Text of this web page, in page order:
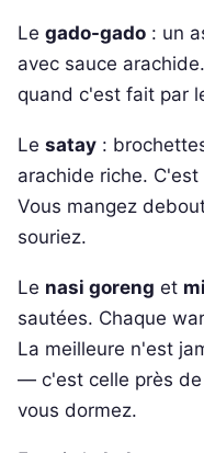
Le gado-gado : un
avec sauce
quand c'est fait par
Le satay :
arachide riche.
Vous mangez
souriez.
Le nasi goreng et
sautées. Chaque
La meilleure n'est
— c'est celle près
vous dormez.